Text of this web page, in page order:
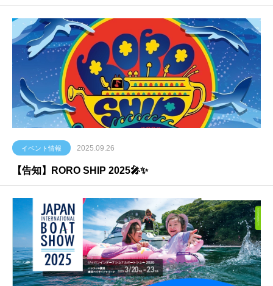
イベント情報 2025.09.26
【告知】RORO SHIP 2025🎤✨